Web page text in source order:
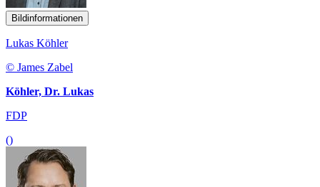
Bildinformationen
Lukas Köhler
© James Zabel
Köhler, Dr. Lukas
FDP
()